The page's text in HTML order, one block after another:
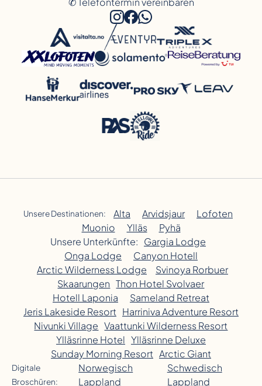
Unsere Destinationen: Alta Arvidsjaur
Lofoten
Muonio
Ylläs
Pyhä
Unsere Unterkünfte: Gargia Lodge
Onga Lodge
Canyon Hotell
Arctic Wilderness Lodge
Svinoya Rorbuer
Skaarungen Thon Hotel Svolvaer
Hotell Laponia
Sameland Retreat
Jeris Lakeside Resort Harriniva Adventure Resort
Nivunki Village Vaattunki Wilderness Resort
Ylläsrinne Hotel Ylläsrinne Deluxe
Sunday Morning Resort Arctic Giant
Digitale
Broschüren:
Norwegisch
Lappland
Schwedisch
Lappland